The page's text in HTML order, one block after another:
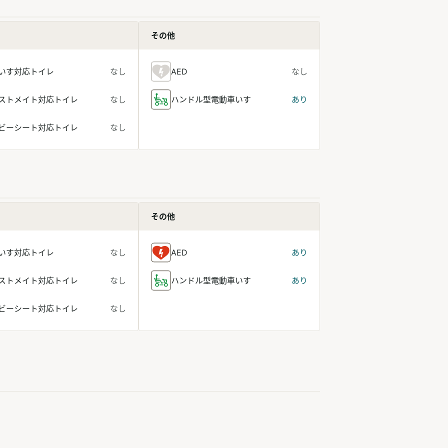
す対応トイレ なし
トメイト対応トイレ なし
ーシート対応トイレ なし
その他
AED なし
ハンドル型電動車いす あり
す対応トイレ なし
トメイト対応トイレ なし
ーシート対応トイレ なし
その他
AED あり
ハンドル型電動車いす あり